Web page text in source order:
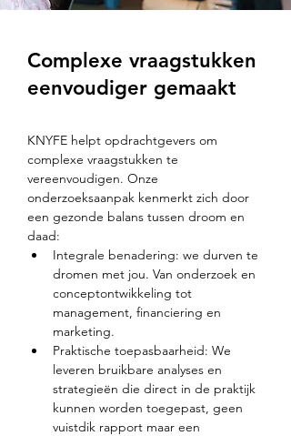
Complexe vraagstukken
eenvoudiger gemaakt
KNYFE helpt opdrachtgevers om
complexe vraagstukken te
vereenvoudigen. Onze
onderzoeksaanpak kenmerkt zich door
een gezonde balans tussen droom en
daad:
Integrale benadering: we durven te
dromen met jou. Van onderzoek en
conceptontwikkeling tot
management, financiering en
marketing.
Praktische toepasbaarheid: We
leveren bruikbare analyses en
strategieën die direct in de praktijk
kunnen worden toegepast, geen
vuistdik rapport maar een